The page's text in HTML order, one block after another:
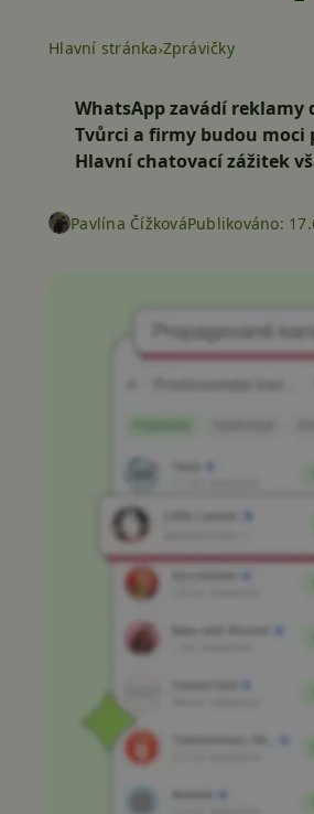
Hlavní stránka Zprávičky
WhatsApp zavádí
Tvůrci a firmy budou
Hlavní chatovací zážitek
Pavlína ČížkováPublikováno: